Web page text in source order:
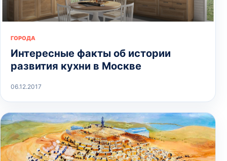
ГОРОДА
Интересные факты об истории
развития кухни в Москве
06.12.2017